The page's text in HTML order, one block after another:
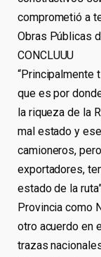
comprometió a
Obras Públicas
CONCLUUU
“Principalmente
que es por
la riqueza de la
mal estado y
camioneros,
exportadores,
estado de la
Provincia como
otro acuerdo en
trazas